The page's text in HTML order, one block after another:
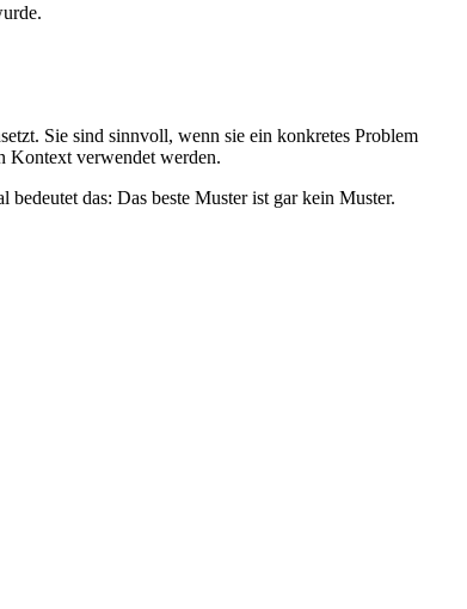
Sie sind sinnvoll, wenn sie ein konkretes Problem
Kontext verwendet werden.
das: Das beste Muster ist gar kein Muster.